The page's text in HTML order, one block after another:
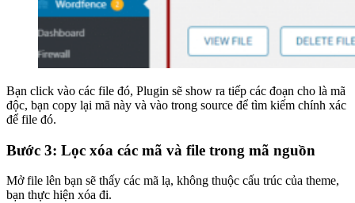
Bạn click vào các file đó, Plugin sẽ show ra tiếp các đoạn cho là mã
độc, bạn copy lại mã này và vào trong source để tìm kiếm chính xác
để file đó.
Bước 3: Lọc xóa các mã và file trong mã nguồn
Mở file lên bạn sẽ thấy các mã lạ, không thuộc cấu trúc của theme,
bạn thực hiện xóa đi.